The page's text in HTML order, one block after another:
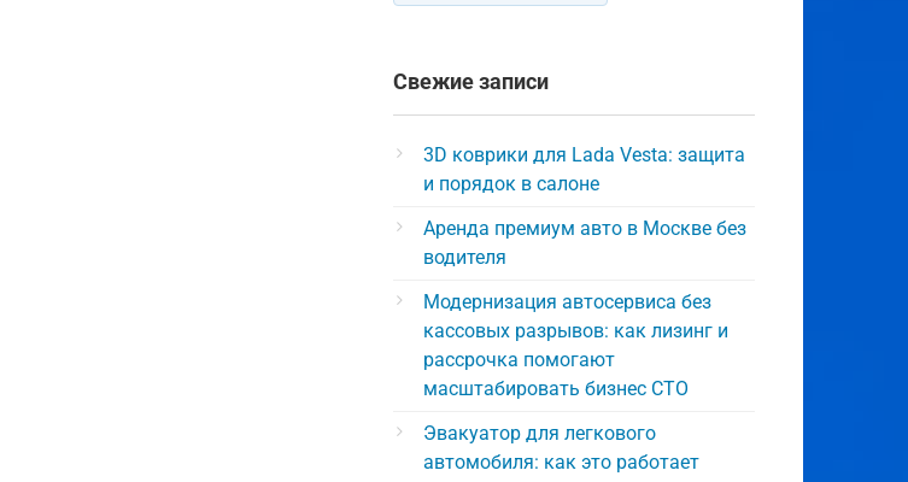
Свежие записи
3D коврики для Lada Vesta: защита
и порядок в салоне
Аренда премиум авто в Москве без
водителя
Модернизация автосервиса без
кассовых разрывов: как лизинг и
рассрочка помогают
масштабировать бизнес СТО
Эвакуатор для легкового
автомобиля: как это работает